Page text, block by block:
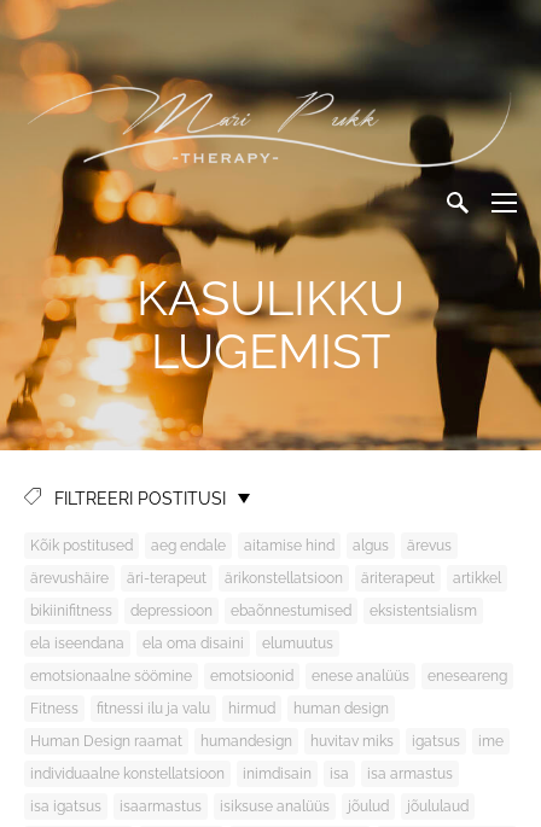
KASULIKKU
LUGEMIST
FILTREERI POSTITUSI
Kõik postitused aeg endale aitamise hind algus
ärevus
ärevushäire
äri-terapeut ärikonstellatsioon äriterapeut
artikkel
bikiinifitness
depressioon ebaõnnestumised
eksistentsialism
ela iseendana
ela oma disaini
elumuutus
emotsionaalne söömine
emotsioonid enese analüüs
eneseareng
Fitness
fitnessi ilu ja valu hirmud
human design
Human Design raamat
humandesign huvitav miks igatsus
ime
individuaalne konstellatsioon
inimdisain isa
isa armastus
isa igatsus
isaarmastus isiksuse analüüs jõulud
jõululaud